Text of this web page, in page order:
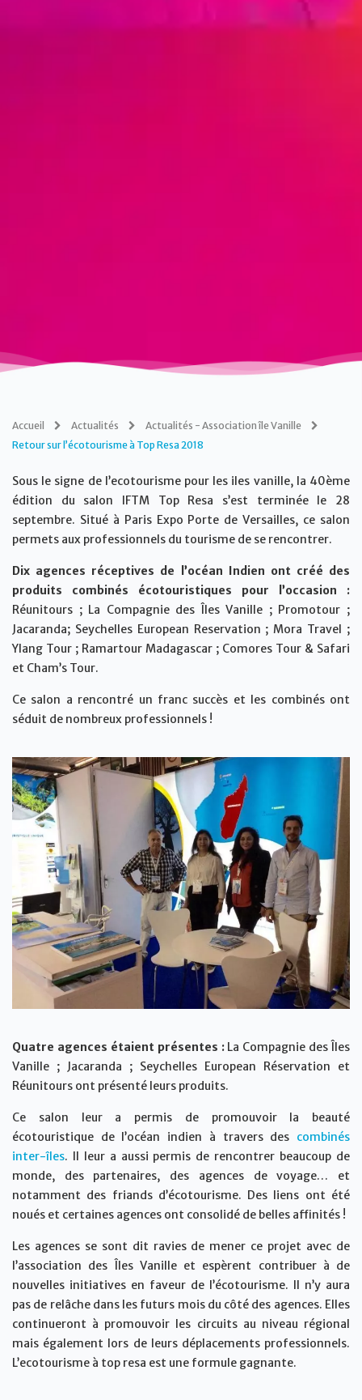
Accueil Actualités
Actualités - Association île Vanille
Retour sur l’écotourisme à Top Resa 2018
Sous le signe de l’ecotourisme pour les iles vanille, la 40ème
édition du salon IFTM Top Resa s’est terminée le 28
septembre. Situé à Paris Expo Porte de Versailles, ce salon
permets aux professionnels du tourisme de se rencontrer.
Dix agences réceptives de l’océan Indien ont créé des
produits combinés écotouristiques pour l’occasion :
Réunitours ; La Compagnie des Îles Vanille ; Promotour ;
Jacaranda; Seychelles European Reservation ; Mora Travel ;
Ylang Tour ; Ramartour Madagascar ; Comores Tour & Safari
et Cham’s Tour.
Ce salon a rencontré un franc succès et les combinés ont
séduit de nombreux professionnels !
Quatre agences étaient présentes :La Compagnie des Îles
Vanille ; Jacaranda ; Seychelles European Réservation et
Réunitours ont présenté leurs produits.
Ce salon leur a permis de promouvoir la beauté
écotouristique de l’océan indien à travers des combinés
inter-îles. Il leur a aussi permis de rencontrer beaucoup de
monde, des partenaires, des agences de voyage… et
notamment des friands d’écotourisme. Des liens ont été
noués et certaines agences ont consolidé de belles affinités !
Les agences se sont dit ravies de mener ce projet avec de
l’association des Îles Vanille et espèrent contribuer à de
nouvelles initiatives en faveur de l’écotourisme. Il n’y aura
pas de relâche dans les futurs mois du côté des agences. Elles
continueront à promouvoir les circuits au niveau régional
mais également lors de leurs déplacements professionnels.
L’ecotourisme à top resa est une formule gagnante.